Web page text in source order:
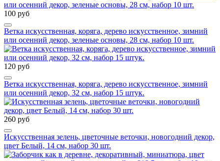
100 руб
Ветка искусственная, коряга, дерево искусственное, зимний
или осенний декор, зеленые основы, 28 см, набор 10 шт.
120 руб
Ветка искусственная, коряга, дерево искусственное, зимний
или осенний декор, 32 см, набор 15 штук.
260 руб
Искусственная зелень, цветочные веточки, новогодний декор,
цвет Белый, 14 см, набор 30 шт.